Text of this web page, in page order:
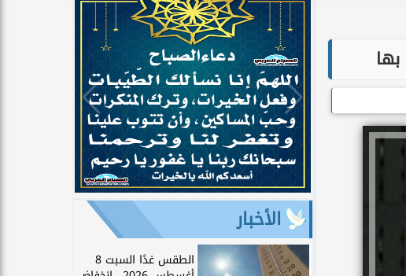
الأخبار
الطقس غدًا السبت 8